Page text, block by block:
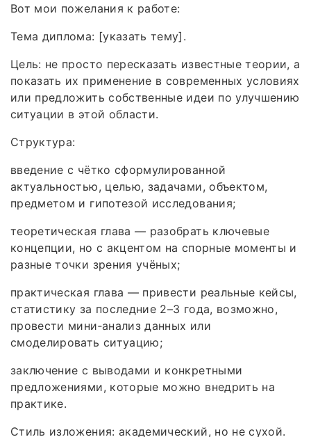
Вот мои пожелания к работе:
Тема диплома: [указать тему].
Цель: не просто пересказать известные теории, а
показать их применение в современных условиях
или предложить собственные идеи по улучшению
ситуации в этой области.
Структура:
введение с чётко сформулированной
актуальностью, целью, задачами, объектом,
предметом и гипотезой исследования;
теоретическая глава — разобрать ключевые
концепции, но с акцентом на спорные моменты и
разные точки зрения учёных;
практическая глава — привести реальные кейсы,
статистику за последние 2–3 года, возможно,
провести мини‑анализ данных или
смоделировать ситуацию;
заключение с выводами и конкретными
предложениями, которые можно внедрить на
практике.
Стиль изложения: академический, но не сухой.